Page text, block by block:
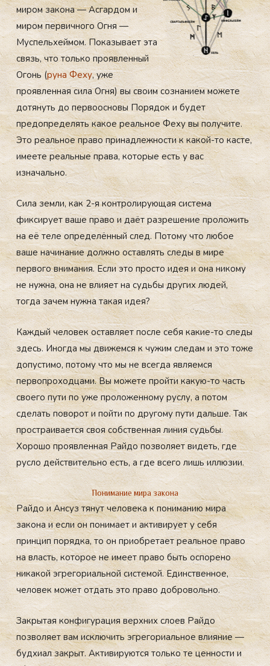
миром закона — Асгардом и
миром первичного Огня —
Муспельхеймом. Показывает эта
связь, что только проявленный
Огонь (руна Феху, уже
проявленная сила Огня) вы своим сознанием можете
дотянуть до первоосновы Порядок и будет
предопределять какое реальное Феху вы получите.
Это реальное право принадлежности к какой-то касте,
имеете реальные права, которые есть у вас
изначально.
Сила земли, как 2-я контролирующая система
фиксирует ваше право и даёт разрешение проложить
на её теле определённый след. Потому что любое
ваше начинание должно оставлять следы в мире
первого внимания. Если это просто идея и она никому
не нужна, она не влияет на судьбы других людей,
тогда зачем нужна такая идея?
Каждый человек оставляет после себя какие-то следы
здесь. Иногда мы движемся к чужим следам и это тоже
допустимо, потому что мы не всегда являемся
первопроходцами. Вы можете пройти какую-то часть
своего пути по уже проложенному руслу, а потом
сделать поворот и пойти по другому пути дальше. Так
простраивается своя собственная линия судьбы.
Хорошо проявленная Райдо позволяет видеть, где
русло действительно есть, а где всего лишь иллюзии.
Понимание мира закона
Райдо и Ансуз тянут человека к пониманию мира
закона и если он понимает и активирует у себя
принцип порядка, то он приобретает реальное право
на власть, которое не имеет право быть оспорено
никакой эгрегориальной системой. Единственное,
человек может отдать это право добровольно.
Закрытая конфигурация верхних слоев Райдо
позволяет вам исключить эгрегориальное влияние —
будхиал закрыт. Активируются только те ценности и